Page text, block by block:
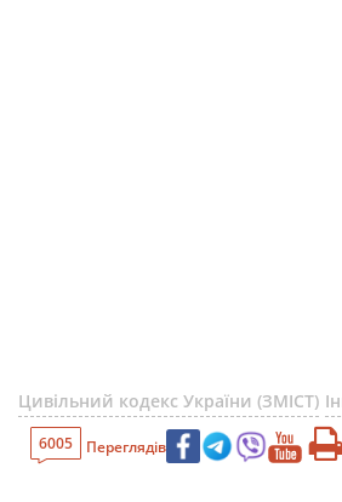
Цивільний кодекс України (ЗМІСТ)
6005 Переглядів